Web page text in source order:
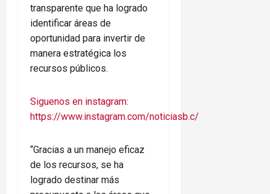
transparente que ha logrado
identificar áreas de
oportunidad para invertir de
manera estratégica los
recursos públicos.
Siguenos en instagram:
https://www.instagram.com/noticiasb.c/
“Gracias a un manejo eficaz
de los recursos, se ha
logrado destinar más